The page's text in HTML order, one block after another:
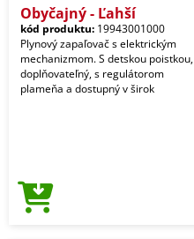
Obyčajný - Ľahší
kód produktu: 19943001000
Plynový zapaľovač s elektrickým
mechanizmom. S detskou poistkou,
doplňovateľný, s regulátorom
plameňa a dostupný v širok